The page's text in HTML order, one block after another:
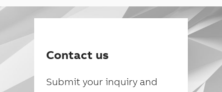
Contact us
Submit your inquiry and